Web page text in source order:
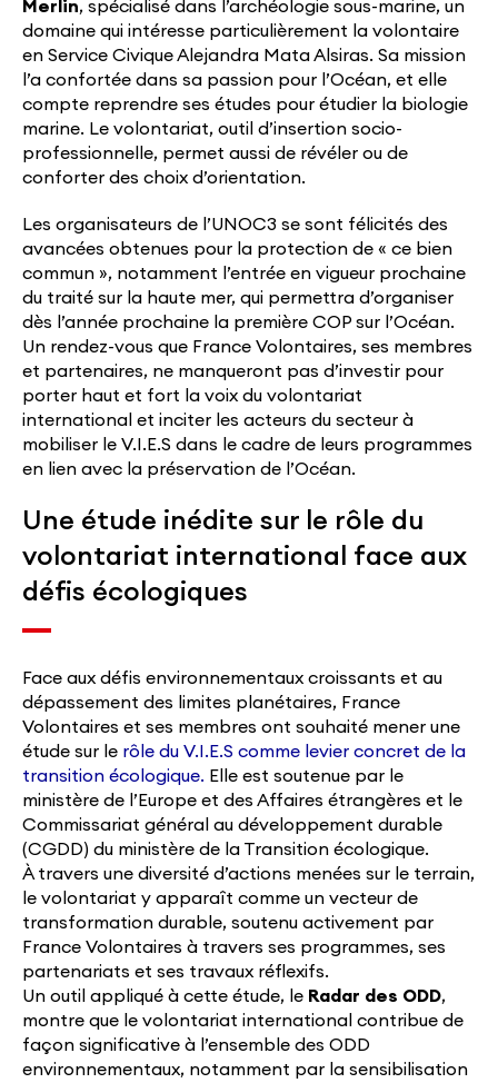
Merlin, spécialisé dans l’archéologie sous-marine, un
domaine qui intéresse particulièrement la volontaire
en Service Civique Alejandra Mata Alsiras. Sa mission
l’a confortée dans sa passion pour l’Océan, et elle
compte reprendre ses études pour étudier la biologie
marine. Le volontariat, outil d’insertion socio-
professionnelle, permet aussi de révéler ou de
conforter des choix d’orientation.
Les organisateurs de l’UNOC3 se sont félicités des
avancées obtenues pour la protection de « ce bien
commun », notamment l’entrée en vigueur prochaine
du traité sur la haute mer, qui permettra d’organiser
dès l’année prochaine la première COP sur l’Océan.
Un rendez-vous que France Volontaires, ses membres
et partenaires, ne manqueront pas d’investir pour
porter haut et fort la voix du volontariat
international et inciter les acteurs du secteur à
mobiliser le V.I.E.S dans le cadre de leurs programmes
en lien avec la préservation de l’Océan.
Une étude inédite sur le rôle du
volontariat international face aux
défis écologiques
Face aux défis environnementaux croissants et au
dépassement des limites planétaires, France
Volontaires et ses membres ont souhaité mener une
étude sur le rôle du V.I.E.S comme levier concret de la
transition écologique. Elle est soutenue par le
ministère de l’Europe et des Affaires étrangères et le
Commissariat général au développement durable
(CGDD) du ministère de la Transition écologique.
À travers une diversité d’actions menées sur le terrain,
le volontariat y apparaît comme un vecteur de
transformation durable, soutenu activement par
France Volontaires à travers ses programmes, ses
partenariats et ses travaux réflexifs.
Un outil appliqué à cette étude, le Radar des ODD,
montre que le volontariat international contribue de
façon significative à l’ensemble des ODD
environnementaux, notamment par la sensibilisation